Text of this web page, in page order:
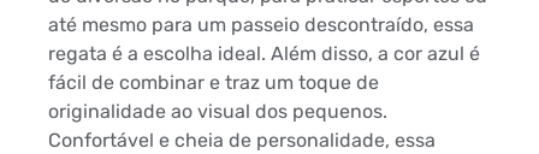
até mesmo para um passeio descontraído, essa
regata é a escolha ideal. Além disso, a cor azul é
fácil de combinar e traz um toque de
originalidade ao visual dos pequenos.
Confortável e cheia de personalidade, essa